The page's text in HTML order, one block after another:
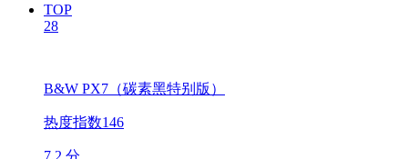
TOP
28
B&W PX7（碳素黑特别版）
热度指数146
7.2 分